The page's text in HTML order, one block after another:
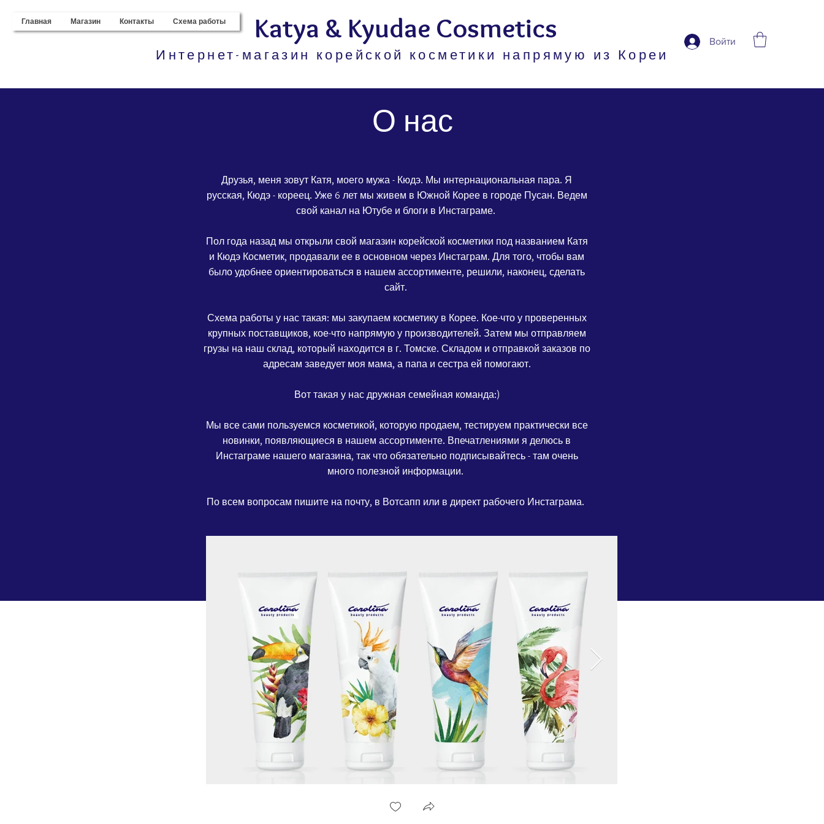
Главная Магазин Контакты Схема работы
Войти
Katya & Kyudae Cosmetics
Интернет-магазин корейской косметики напрямую из Кореи
О нас
Друзья, меня зовут Катя, моего мужа - Кюдэ. Мы интернациональная пара. Я
русская, Кюдэ - кореец. Уже 6 лет мы живем в Южной Корее в городе Пусан. Ведем
свой канал на Ютубе и блоги в Инстаграме.
Пол года назад мы открыли свой магазин корейской косметики под названием Катя
и Кюдэ Косметик, продавали ее в основном через Инстаграм. Для того, чтобы вам
было удобнее ориентироваться в нашем ассортименте, решили, наконец, сделать
сайт.
Схема работы у нас такая: мы закупаем косметику в Корее. Кое-что у проверенных
крупных поставщиков, кое-что напрямую у производителей. Затем мы отправляем
грузы на наш склад, который находится в г. Томске. Складом и отправкой заказов по
адресам заведует моя мама, а папа и сестра ей помогают.
Вот такая у нас дружная семейная команда:)
Мы все сами пользуемся косметикой, которую продаем, тестируем практически все
новинки, появляющиеся в нашем ассортименте. Впечатлениями я делюсь в
Инстаграме нашего магазина, так что обязательно подписывайтесь - там очень
много полезной информации.
По всем вопросам пишите на почту, в Вотсапп или в директ рабочего Инстаграма.